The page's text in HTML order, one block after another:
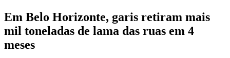
Em Belo Horizonte, garis retiram mais
mil toneladas de lama das ruas em 4
meses